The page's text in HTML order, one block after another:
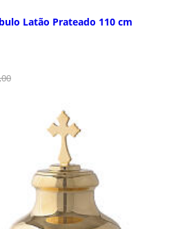
Latão Prateado 110 cm